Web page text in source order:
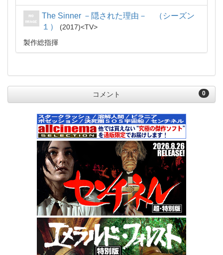
The Sinner －隠された理由－ （シーズン
１）
2017
TV
製作総指揮
0
コメント